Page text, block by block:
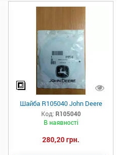
Шайба R105040 John Deere
Код: R105040
В наявності
280,20 грн.